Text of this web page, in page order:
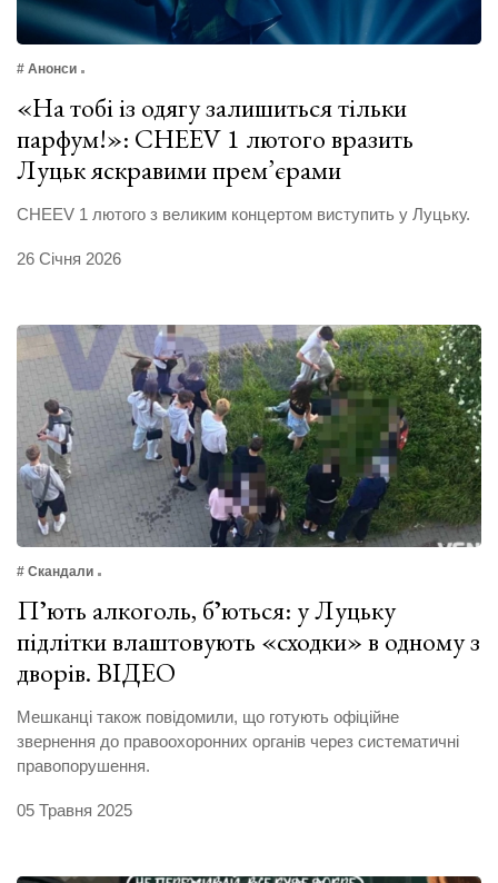
# Анонси
«На тобі із одягу залишиться тільки
парфум!»: CHEEV 1 лютого вразить
Луцьк яскравими прем’єрами
CHEEV 1 лютого з великим концертом виступить у Луцьку.
26 Січня 2026
# Скандали
Пʼють алкоголь, бʼються: у Луцьку
підлітки влаштовують «сходки» в одному з
дворів. ВІДЕО
Мешканці також повідомили, що готують офіційне
звернення до правоохоронних органів через систематичні
правопорушення.
05 Травня 2025